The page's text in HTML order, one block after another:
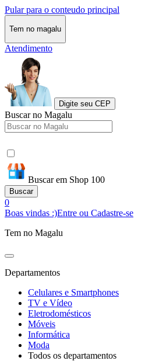
Pular para o conteudo principal
Tem no magalu
Atendimento
Digite seu CEP
Buscar no Magalu
Buscar em Shop 100
Buscar
0
Boas vindas :)Entre ou Cadastre-se
Tem no Magalu
Departamentos
Celulares e Smartphones
TV e Vídeo
Eletrodomésticos
Móveis
Informática
Moda
Todos os departamentos